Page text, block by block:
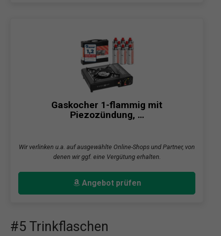
Gaskocher 1-flammig mit
Piezozündung, …
Wir verlinken u.a. auf ausgewählte Online-Shops und Partner, von
denen wir ggf. eine Vergütung erhalten.
Angebot prüfen
#5 Trinkflaschen